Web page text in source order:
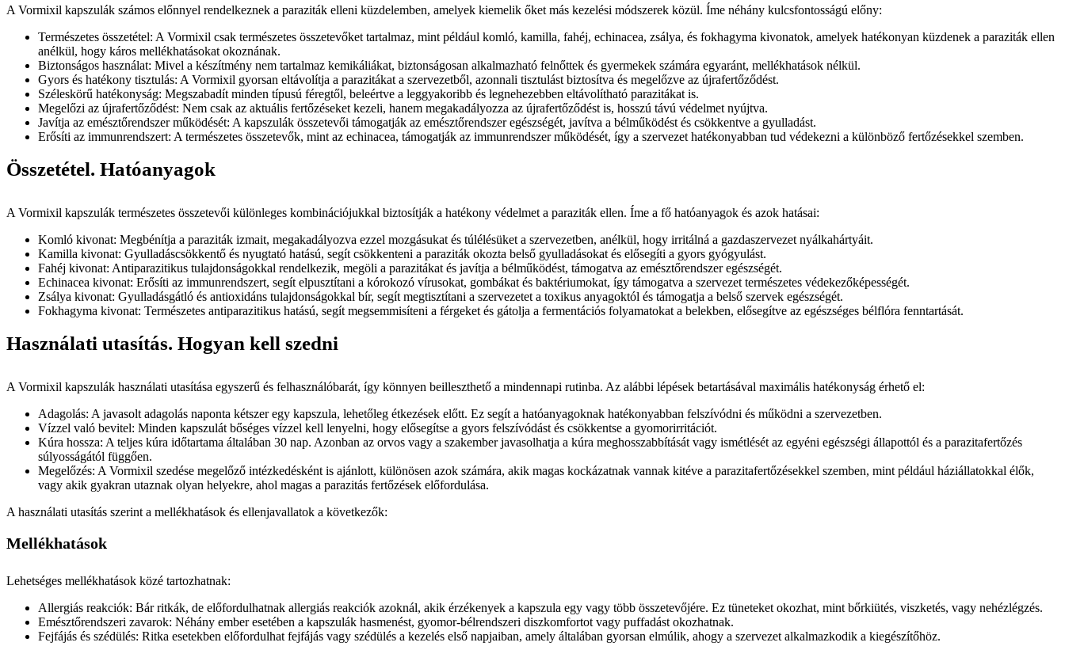
A Vormixil kapszulák számos előnnyel rendelkeznek a paraziták elleni küzdelemben, amelyek kiemelik őket más kezelési módszerek közül. Íme néhány kulcsfontosságú előny:
Természetes összetétel: A Vormixil csak természetes összetevőket tartalmaz, mint például komló, kamilla, fahéj, echinacea, zsálya, és fokhagyma kivonatok, amelyek hatékonyan küzdenek a paraziták ellen
anélkül, hogy káros mellékhatásokat okoznának.
Biztonságos használat: Mivel a készítmény nem tartalmaz kemikáliákat, biztonságosan alkalmazható felnőttek és gyermekek számára egyaránt, mellékhatások nélkül.
Gyors és hatékony tisztulás: A Vormixil gyorsan eltávolítja a parazitákat a szervezetből, azonnali tisztulást biztosítva és megelőzve az újrafertőződést.
Széleskörű hatékonyság: Megszabadít minden típusú féregtől, beleértve a leggyakoribb és legnehezebben eltávolítható parazitákat is.
Megelőzi az újrafertőződést: Nem csak az aktuális fertőzéseket kezeli, hanem megakadályozza az újrafertőződést is, hosszú távú védelmet nyújtva.
Javítja az emésztőrendszer működését: A kapszulák összetevői támogatják az emésztőrendszer egészségét, javítva a bélműködést és csökkentve a gyulladást.
Erősíti az immunrendszert: A természetes összetevők, mint az echinacea, támogatják az immunrendszer működését, így a szervezet hatékonyabban tud védekezni a különböző fertőzésekkel szemben.
Összetétel. Hatóanyagok
A Vormixil kapszulák természetes összetevői különleges kombinációjukkal biztosítják a hatékony védelmet a paraziták ellen. Íme a fő hatóanyagok és azok hatásai:
Komló kivonat: Megbénítja a paraziták izmait, megakadályozva ezzel mozgásukat és túlélésüket a szervezetben, anélkül, hogy irritálná a gazdaszervezet nyálkahártyáit.
Kamilla kivonat: Gyulladáscsökkentő és nyugtató hatású, segít csökkenteni a paraziták okozta belső gyulladásokat és elősegíti a gyors gyógyulást.
Fahéj kivonat: Antiparazitikus tulajdonságokkal rendelkezik, megöli a parazitákat és javítja a bélműködést, támogatva az emésztőrendszer egészségét.
Echinacea kivonat: Erősíti az immunrendszert, segít elpusztítani a kórokozó vírusokat, gombákat és baktériumokat, így támogatva a szervezet természetes védekezőképességét.
Zsálya kivonat: Gyulladásgátló és antioxidáns tulajdonságokkal bír, segít megtisztítani a szervezetet a toxikus anyagoktól és támogatja a belső szervek egészségét.
Fokhagyma kivonat: Természetes antiparazitikus hatású, segít megsemmisíteni a férgeket és gátolja a fermentációs folyamatokat a belekben, elősegítve az egészséges bélflóra fenntartását.
Használati utasítás. Hogyan kell szedni
A Vormixil kapszulák használati utasítása egyszerű és felhasználóbarát, így könnyen beilleszthető a mindennapi rutinba. Az alábbi lépések betartásával maximális hatékonyság érhető el:
Adagolás: A javasolt adagolás naponta kétszer egy kapszula, lehetőleg étkezések előtt. Ez segít a hatóanyagoknak hatékonyabban felszívódni és működni a szervezetben.
Vízzel való bevitel: Minden kapszulát bőséges vízzel kell lenyelni, hogy elősegítse a gyors felszívódást és csökkentse a gyomorirritációt.
Kúra hossza: A teljes kúra időtartama általában 30 nap. Azonban az orvos vagy a szakember javasolhatja a kúra meghosszabbítását vagy ismétlését az egyéni egészségi állapottól és a parazitafertőzés
súlyosságától függően.
Megelőzés: A Vormixil szedése megelőző intézkedésként is ajánlott, különösen azok számára, akik magas kockázatnak vannak kitéve a parazitafertőzésekkel szemben, mint például háziállatokkal élők,
vagy akik gyakran utaznak olyan helyekre, ahol magas a parazitás fertőzések előfordulása.
A használati utasítás szerint a mellékhatások és ellenjavallatok a következők:
Mellékhatások
Lehetséges mellékhatások közé tartozhatnak:
Allergiás reakciók: Bár ritkák, de előfordulhatnak allergiás reakciók azoknál, akik érzékenyek a kapszula egy vagy több összetevőjére. Ez tüneteket okozhat, mint bőrkiütés, viszketés, vagy nehézlégzés.
Emésztőrendszeri zavarok: Néhány ember esetében a kapszulák hasmenést, gyomor-bélrendszeri diszkomfortot vagy puffadást okozhatnak.
Fejfájás és szédülés: Ritka esetekben előfordulhat fejfájás vagy szédülés a kezelés első napjaiban, amely általában gyorsan elmúlik, ahogy a szervezet alkalmazkodik a kiegészítőhöz.